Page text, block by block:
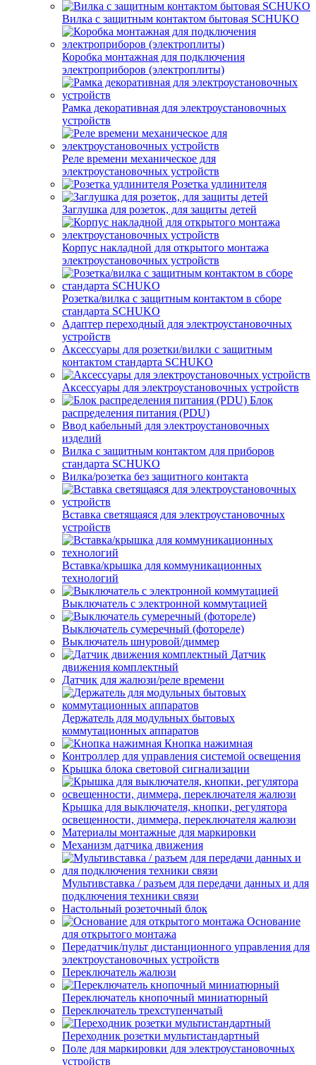
Вилка с защитным контактом бытовая SCHUKO
Коробка монтажная для подключения
электроприборов (электроплиты)
Рамка декоративная для электроустановочных
устройств
Реле времени механическое для
электроустановочных устройств
Розетка удлинителя
Заглушка для розеток, для защиты детей
Корпус накладной для открытого монтажа
электроустановочных устройств
Розетка/вилка с защитным контактом в сборе
стандарта SCHUKO
Адаптер переходный для электроустановочных
устройств
Аксессуары для розетки/вилки с защитным
контактом стандарта SCHUKO
Аксессуары для электроустановочных устройств
Блок
распределения питания (PDU)
Ввод кабельный для электроустановочных
изделий
Вилка с защитным контактом для приборов
стандарта SCHUKO
Вилка/розетка без защитного контакта
Вставка светящаяся для электроустановочных
устройств
Вставка/крышка для коммуникационных
технологий
Выключатель с электронной коммутацией
Выключатель сумеречный (фотореле)
Выключатель шнуровой/диммер
Датчик
движения комплектный
Датчик для жалюзи/реле времени
Держатель для модульных бытовых
коммутационных аппаратов
Кнопка нажимная
Контроллер для управления системой освещения
Крышка блока световой сигнализации
Крышка для выключателя, кнопки, регулятора
освещенности, диммера, переключателя жалюзи
Материалы монтажные для маркировки
Механизм датчика движения
Мультивставка / разъем для передачи данных и для
подключения техники связи
Настольный розеточный блок
Основание
для открытого монтажа
Передатчик/пульт дистанционного управления для
электроустановочных устройств
Переключатель жалюзи
Переключатель кнопочный миниатюрный
Переключатель трехступенчатый
Переходник розетки мультистандартный
Поле для маркировки для электроустановочных
устройств